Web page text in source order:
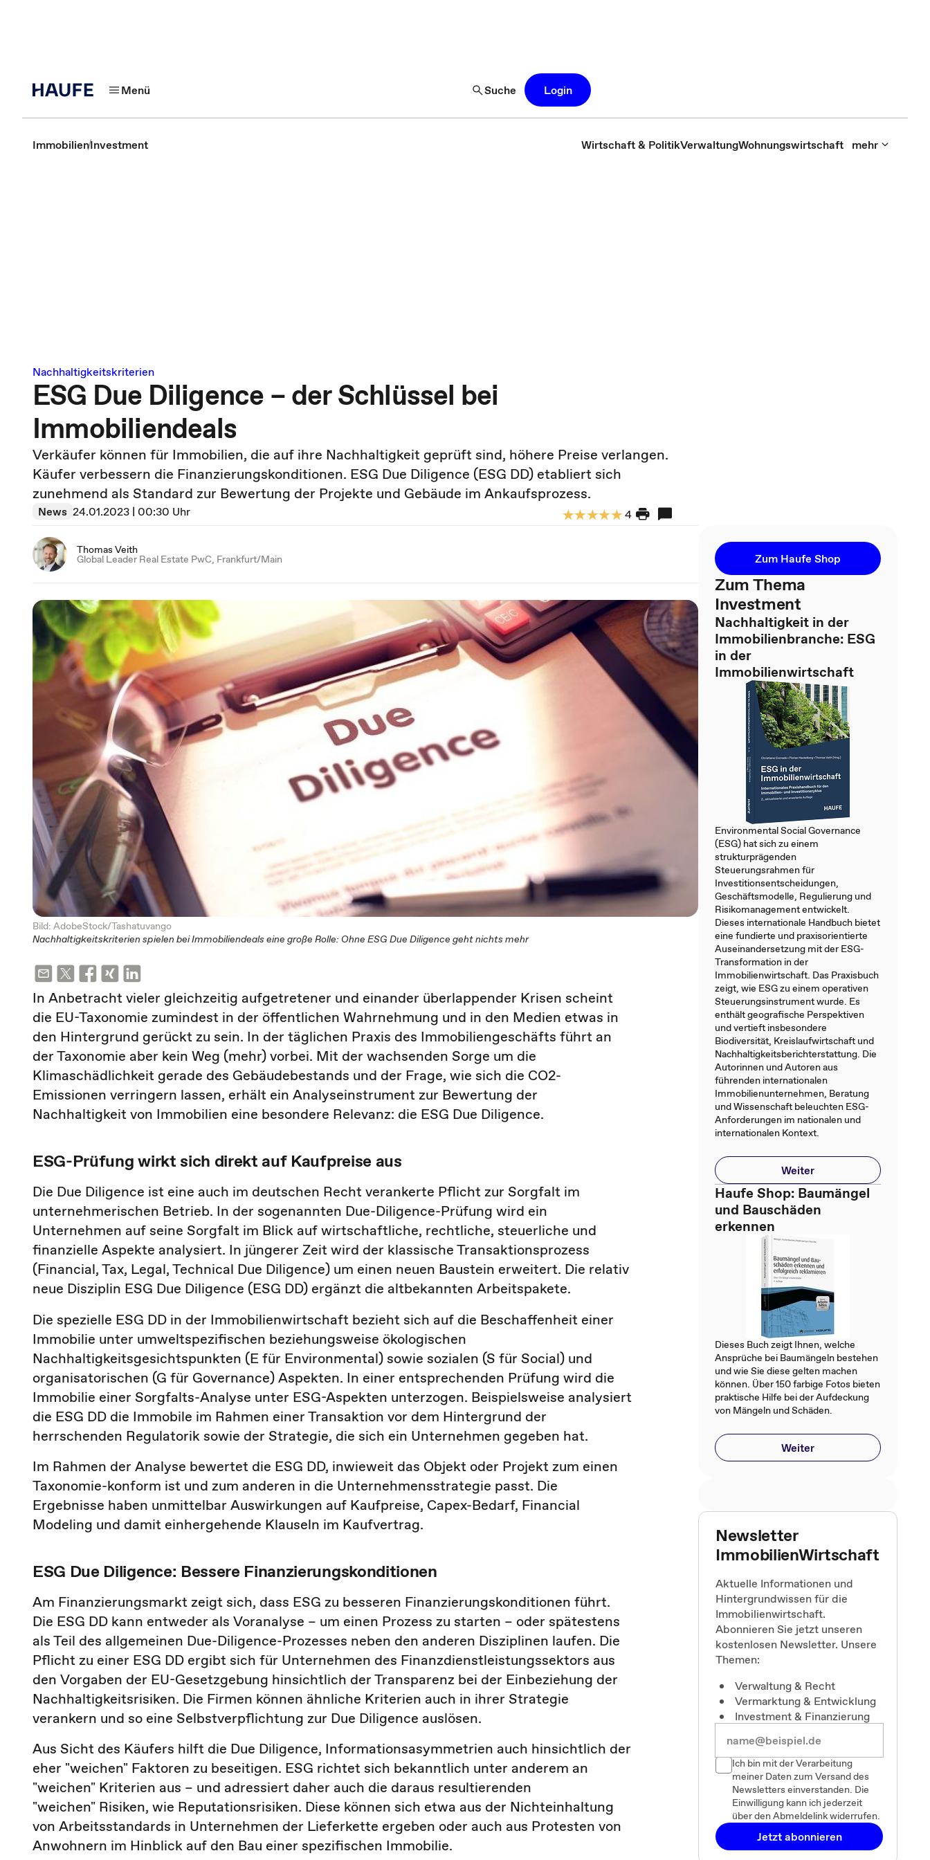
Menü Suche Login
ImmobilienInvestment Wirtschaft & PolitikVerwaltungWohnungswirtschaft mehr
Nachhaltigkeitskriterien
ESG Due Diligence – der Schlüssel bei
Immobiliendeals
Verkäufer können für Immobilien, die auf ihre Nachhaltigkeit geprüft sind, höhere Preise verlangen.
Käufer verbessern die Finanzierungskonditionen. ESG Due Diligence (ESG DD) etabliert sich
zunehmend als Standard zur Bewertung der Projekte und Gebäude im Ankaufsprozess.
News 24.01.2023 | 00:30 Uhr 4
Thomas Veith
Global Leader Real Estate PwC, Frankfurt/Main
Bild: AdobeStock/Tashatuvango
Nachhaltigkeitskriterien spielen bei Immobiliendeals eine große Rolle: Ohne ESG Due Diligence geht nichts mehr
In Anbetracht vieler gleichzeitig aufgetretener und einander überlappender Krisen scheint
die EU-Taxonomie zumindest in der öffentlichen Wahrnehmung und in den Medien etwas in
den Hintergrund gerückt zu sein. In der täglichen Praxis des Immobiliengeschäfts führt an
der Taxonomie aber kein Weg (mehr) vorbei. Mit der wachsenden Sorge um die
Klimaschädlichkeit gerade des Gebäudebestands und der Frage, wie sich die CO2-
Emissionen verringern lassen, erhält ein Analyseinstrument zur Bewertung der
Nachhaltigkeit von Immobilien eine besondere Relevanz: die ESG Due Diligence.
ESG-Prüfung wirkt sich direkt auf Kaufpreise aus
Die Due Diligence ist eine auch im deutschen Recht verankerte Pflicht zur Sorgfalt im
unternehmerischen Betrieb. In der sogenannten Due-Diligence-Prüfung wird ein
Unternehmen auf seine Sorgfalt im Blick auf wirtschaftliche, rechtliche, steuerliche und
finanzielle Aspekte analysiert. In jüngerer Zeit wird der klassische Transaktionsprozess
(Financial, Tax, Legal, Technical Due Diligence) um einen neuen Baustein erweitert. Die relativ
neue Disziplin ESG Due Diligence (ESG DD) ergänzt die altbekannten Arbeitspakete.
Die spezielle ESG DD in der Immobilienwirtschaft bezieht sich auf die Beschaffenheit einer
Immobilie unter umweltspezifischen beziehungsweise ökologischen
Nachhaltigkeitsgesichtspunkten (E für Environmental) sowie sozialen (S für Social) und
organisatorischen (G für Governance) Aspekten. In einer entsprechenden Prüfung wird die
Immobilie einer Sorgfalts-Analyse unter ESG-Aspekten unterzogen. Beispielsweise analysiert
die ESG DD die Immobile im Rahmen einer Transaktion vor dem Hintergrund der
herrschenden Regulatorik sowie der Strategie, die sich ein Unternehmen gegeben hat.
Im Rahmen der Analyse bewertet die ESG DD, inwieweit das Objekt oder Projekt zum einen
Taxonomie-konform ist und zum anderen in die Unternehmensstrategie passt. Die
Ergebnisse haben unmittelbar Auswirkungen auf Kaufpreise, Capex-Bedarf, Financial
Modeling und damit einhergehende Klauseln im Kaufvertrag.
ESG Due Diligence: Bessere Finanzierungskonditionen
Am Finanzierungsmarkt zeigt sich, dass ESG zu besseren Finanzierungskonditionen führt.
Die ESG DD kann entweder als Voranalyse – um einen Prozess zu starten – oder spätestens
als Teil des allgemeinen Due-Diligence-Prozesses neben den anderen Disziplinen laufen. Die
Pflicht zu einer ESG DD ergibt sich für Unternehmen des Finanzdienstleistungssektors aus
den Vorgaben der EU-Gesetzgebung hinsichtlich der Transparenz bei der Einbeziehung der
Nachhaltigkeitsrisiken. Die Firmen können ähnliche Kriterien auch in ihrer Strategie
verankern und so eine Selbstverpflichtung zur Due Diligence auslösen.
Aus Sicht des Käufers hilft die Due Diligence, Informationsasymmetrien auch hinsichtlich der
eher "weichen" Faktoren zu beseitigen. ESG richtet sich bekanntlich unter anderem an
"weichen" Kriterien aus – und adressiert daher auch die daraus resultierenden
"weichen" Risiken, wie Reputationsrisiken. Diese können sich etwa aus der Nichteinhaltung
von Arbeitsstandards in Unternehmen der Lieferkette ergeben oder auch aus Protesten von
Anwohnern im Hinblick auf den Bau einer spezifischen Immobilie.
Zum Haufe Shop
Zum Thema
Investment
Nachhaltigkeit in der
Immobilienbranche: ESG
in der
Immobilienwirtschaft
Environmental Social Governance
(ESG) hat sich zu einem
strukturprägenden
Steuerungsrahmen für
Investitionsentscheidungen,
Geschäftsmodelle, Regulierung und
Risikomanagement entwickelt.
Dieses internationale Handbuch bietet
eine fundierte und praxisorientierte
Auseinandersetzung mit der ESG-
Transformation in der
Immobilienwirtschaft. Das Praxisbuch
zeigt, wie ESG zu einem operativen
Steuerungsinstrument wurde. Es
enthält geografische Perspektiven
und vertieft insbesondere
Biodiversität, Kreislaufwirtschaft und
Nachhaltigkeitsberichterstattung. Die
Autorinnen und Autoren aus
führenden internationalen
Immobilienunternehmen, Beratung
und Wissenschaft beleuchten ESG-
Anforderungen im nationalen und
internationalen Kontext.
Weiter
Haufe Shop: Baumängel
und Bauschäden
erkennen
Dieses Buch zeigt Ihnen, welche
Ansprüche bei Baumängeln bestehen
und wie Sie diese gelten machen
können. Über 150 farbige Fotos bieten
praktische Hilfe bei der Aufdeckung
von Mängeln und Schäden.
Weiter
Newsletter
ImmobilienWirtschaft
Aktuelle Informationen und
Hintergrundwissen für die
Immobilienwirtschaft.
Abonnieren Sie jetzt unseren
kostenlosen Newsletter. Unsere
Themen:
Verwaltung & Recht
Vermarktung & Entwicklung
Investment & Finanzierung
Ich bin mit der Verarbeitung
meiner Daten zum Versand des
Newsletters einverstanden. Die
Einwilligung kann ich jederzeit
über den Abmeldelink widerrufen.
Jetzt abonnieren